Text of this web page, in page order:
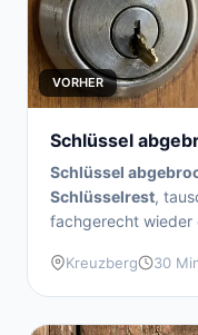
VORHER
Schlüssel
Schlüssel
Schlüsselrest,
fachgerecht wieder
Kreuzberg 30